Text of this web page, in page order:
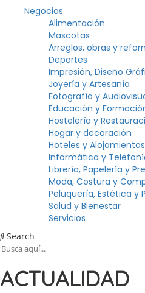
Negocios
Alimentación
Mascotas
Arreglos, obras y
Deportes
Impresión, Diseño
Joyería y Artesanía
Fotografía y
Educación y
Hostelería y
Hogar y decoración
Hoteles y Alojamientos
Informática y
Librería, Papelería y
Moda, Costura y
Peluquería, Estética y
Salud y Bienestar
Servicios
Search
ACTUALIDAD